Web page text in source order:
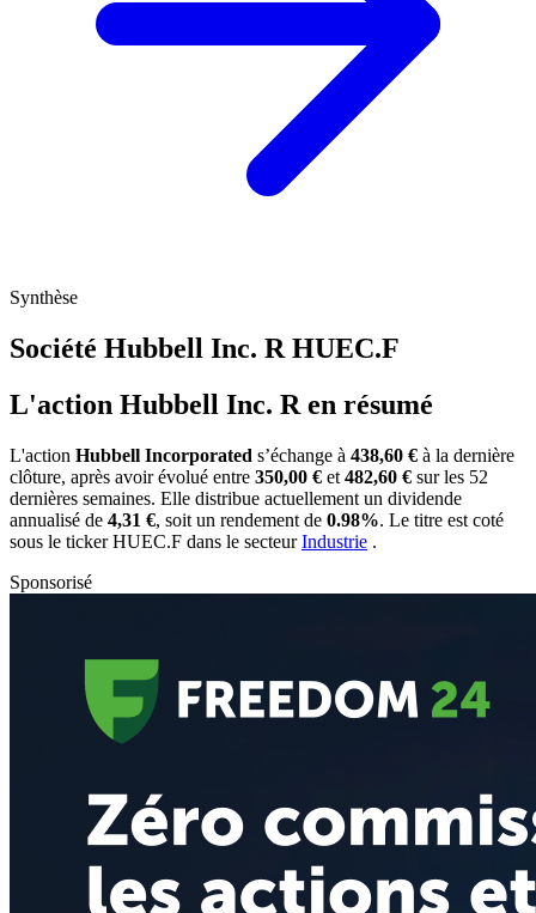
Synthèse
Société Hubbell Inc. R HUEC.F
L'action Hubbell Inc. R en résumé
L'action Hubbell Incorporated s’échange à 438,60 € à la dernière
clôture, après avoir évolué entre 350,00 € et 482,60 € sur les 52
dernières semaines. Elle distribue actuellement un dividende
annualisé de 4,31 €, soit un rendement de 0.98%. Le titre est coté
sous le tickerHUEC.F dans le secteurIndustrie .
Sponsorisé